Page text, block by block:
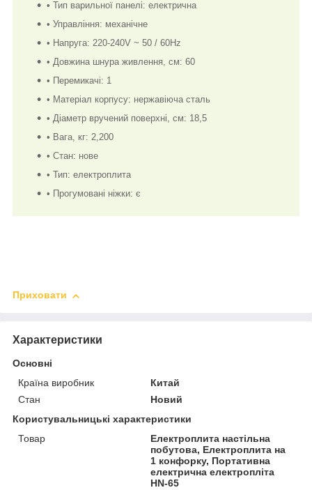
• Тип варильної панелі: електрична
• Управління: механічне
• Напруга: 220-240V ~ 50 / 60Hz
• Довжина шнура живлення, см: 60
• Перемикачі: 1
• Матеріал корпусу: нержавіюча сталь
• Діаметр вручений поверхні, см: 18,5
• Вага, кг: 2,200
• Стан: нове
• Тип: електроплита
• Прогумовані ніжки: є
Приховати
Характеристики
Основні
Країна виробник
Китай
Стан
Новий
Користувальницькі характеристики
Товар
Електроплита настільна
побутова, Електроплита на
1 конфорку, Портативна
електрична електропліта
HN-65